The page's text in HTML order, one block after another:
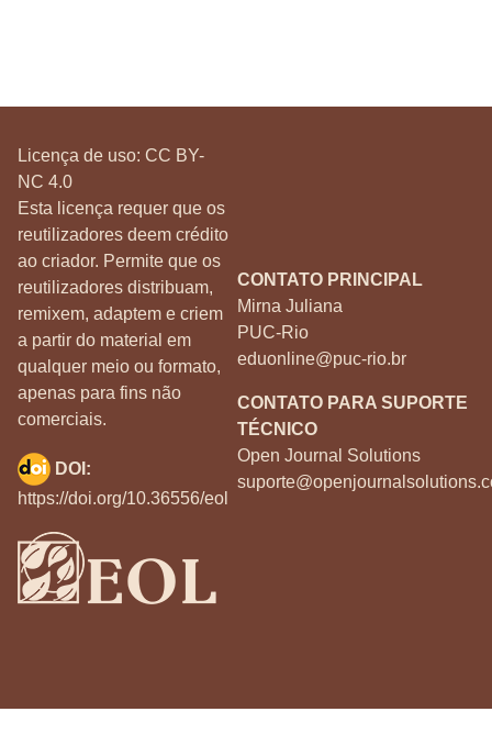
Licença de uso: CC BY-
NC 4.0
Esta licença requer que os
reutilizadores deem crédito
ao criador. Permite que os
reutilizadores distribuam,
remixem, adaptem e criem
a partir do material em
qualquer meio ou formato,
apenas para fins não
comerciais.
CONTATO PRINCIPAL
Mirna Juliana
PUC-Rio
eduonline@puc-rio.br
CONTATO PARA SUPORTE
TÉCNICO
Open Journal Solutions
DOI:
https://doi.org/10.36556/eol